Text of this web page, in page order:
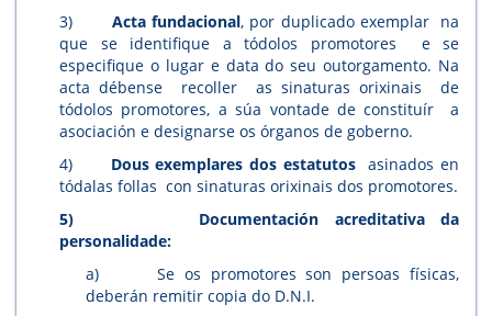
3)Acta fundacional, por duplicado exemplar na
que se identifique a tódolos promotores e se
especifique o lugar e data do seu outorgamento. Na
acta débense recoller as sinaturas orixinais de
tódolos promotores, a súa vontade de constituír a
asociación e designarse os órganos de goberno.
4) Dous exemplares dos estatutosasinados en
tódalas follas con sinaturas orixinais dos promotores.
5)
Documentación acreditativa da
personalidade:
a) Se os promotores son persoas físicas,
deberán remitir copia do D.N.I.